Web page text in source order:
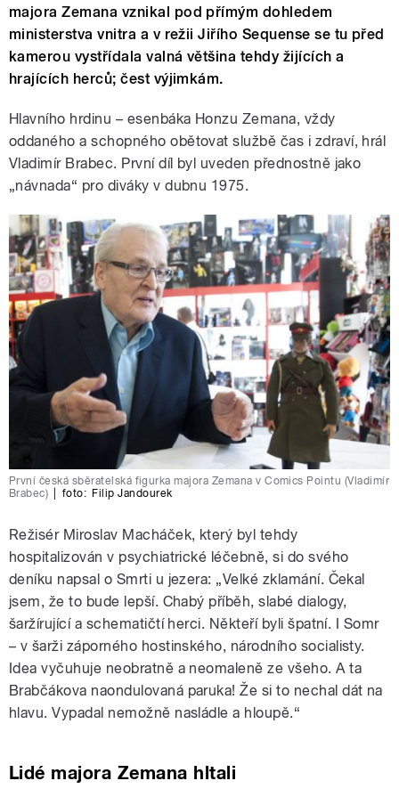
majora Zemana vznikal pod přímým dohledem
ministerstva vnitra a v režii Jiřího Sequense se tu před
kamerou vystřídala valná většina tehdy žijících a
hrajících herců; čest výjimkám.
Hlavního hrdinu – esenbáka Honzu Zemana, vždy
oddaného a schopného obětovat službě čas i zdraví, hrál
Vladimír Brabec. První díl byl uveden přednostně jako
„návnada“ pro diváky v dubnu 1975.
První česká sběratelská figurka majora Zemana v Comics Pointu (Vladimír
Brabec)
foto: Filip Jandourek
Režisér Miroslav Macháček, který byl tehdy
hospitalizován v psychiatrické léčebně, si do svého
deníku napsal o Smrti u jezera: „Velké zklamání. Čekal
jsem, že to bude lepší. Chabý příběh, slabé dialogy,
šaržírující a schematičtí herci. Někteří byli špatní. I Somr
– v šarži záporného hostinského, národního socialisty.
Idea vyčuhuje neobratně a neomaleně ze všeho. A ta
Brabčákova naondulovaná paruka! Že si to nechal dát na
hlavu. Vypadal nemožně nasládle a hloupě.“
Lidé majora Zemana hltali